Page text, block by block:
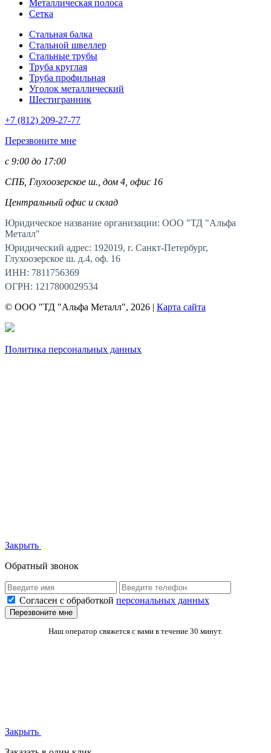
Металлическая полоса
Сетка
Стальная балка
Стальной швеллер
Стальные трубы
Труба круглая
Труба профильная
Уголок металлический
Шестигранник
+7 (812) 209-27-77
Перезвоните мне
с 9:00 до 17:00
СПБ, Глухоозерское ш., дом 4, офис 16
Центральный офис и склад
Юридическое название организации: ООО "ТД "Альфа
Металл"
Юридический адрес: 192019, г. Санкт-Петербург,
Глухоозерское ш. д.4, оф. 16
ИНН: 7811756369
ОГРН: 1217800029534
© ООО "ТД "Альфа Металл", 2026 | Карта сайта
Политика персональных данных
Закрыть
Обратный звонок
Согласен с обработкой персональных данных
Перезвоните мне
Наш оператор свяжется с вами в течение 30 минут.
Закрыть